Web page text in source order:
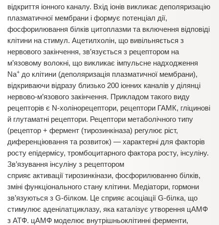
відкриття іонного каналу. Вхід іонів викликає деполяризацію
плазматичної мембрани і формує потенціал дії,
фосфорилювання білків цитоплазми та включення відповіді
клітини на стимул. Ацетилхолін, що вивільняється з
нервового закінчення, зв’язується з рецептором на
м’язовому волокні, що викликає імпульсне надходження
Na+ до клітини (деполяризація плазматичної мембрани),
відкриваючи відразу близько 200 іонних каналів у ділянці
нервово-м’язового закінчення. Прикладом такого виду
рецепторів є N-холінорецептори, рецептори ГАМК, гліцинові
й глутаматні рецептори. Рецептори метаболічного типу
(рецептор + фермент (тирозинкіназа) регулює ріст,
диференціювання та розвиток) — характерні для факторів
росту епідермісу, тромбоцитарного фактора росту, інсуліну.
Зв’язування інсуліну з рецептором
сприяє активації тирозинкінази, фосфорилюванню білків,
зміні функціонального стану клітини. Медіатори, гормони
зв’язуються з G-білком. Це сприяє асоціації G-білка, що
стимулює аденілатциклазу, яка каталізує утворення цАМФ
з АТФ. цАМФ моделює внутрішньоклітинні ферменти,